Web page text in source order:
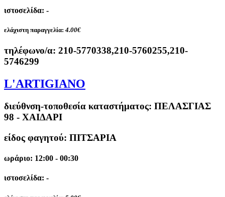
ιστοσελίδα: -
ελάχιστη παραγγελία: 4.00€
τηλέφωνο/α: 210-5770338,210-5760255,210-
5746299
L'ARTIGIANO
διεύθνση-τοποθεσία καταστήματος: ΠΕΛΑΣΓΙΑΣ
98 - ΧΑΙΔΑΡΙ
είδος φαγητού: ΠΙΤΣΑΡΙΑ
ωράριο: 12:00 - 00:30
ιστοσελίδα: -